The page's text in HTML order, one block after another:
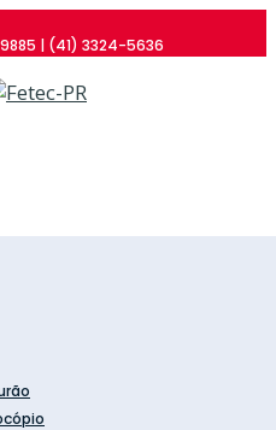
| (41) 3324-5636